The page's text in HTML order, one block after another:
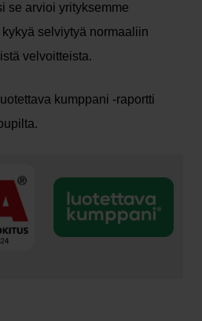
se arvioi yrityksemme
selviytyä normaaliin
velvoitteista.
kumppani -raportti